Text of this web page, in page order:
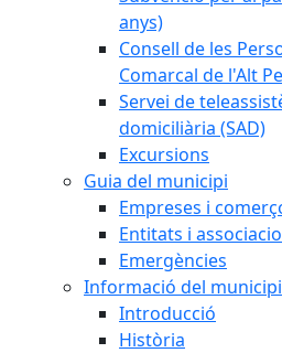
anys)
Consell de les
Comarcal de l'Alt
Servei de
domiciliària (SAD)
Excursions
Guia del municipi
Empreses i
Entitats i
Emergències
Informació del municipi
Introducció
Història